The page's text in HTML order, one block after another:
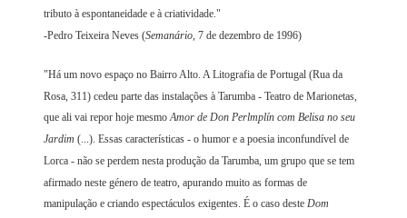
tributo à espontaneidade e à criatividade."
-Pedro Teixeira Neves (Semanário, 7 de dezembro de 1996)
"Há um novo espaço no Bairro Alto. A Litografia de Portugal (Rua da
Rosa, 311) cedeu parte das instalações à Tarumba - Teatro de Marionetas,
que ali vai repor hoje mesmoAmor de Don Perlmplín com Belisa no seu
Jardim (...). Essas características - o humor e a poesia inconfundível de
Lorca - não se perdem nesta produção da Tarumba, um grupo que se tem
afirmado neste género de teatro, apurando muito as formas de
manipulação e criando espectáculos exigentes. É o caso desteDom